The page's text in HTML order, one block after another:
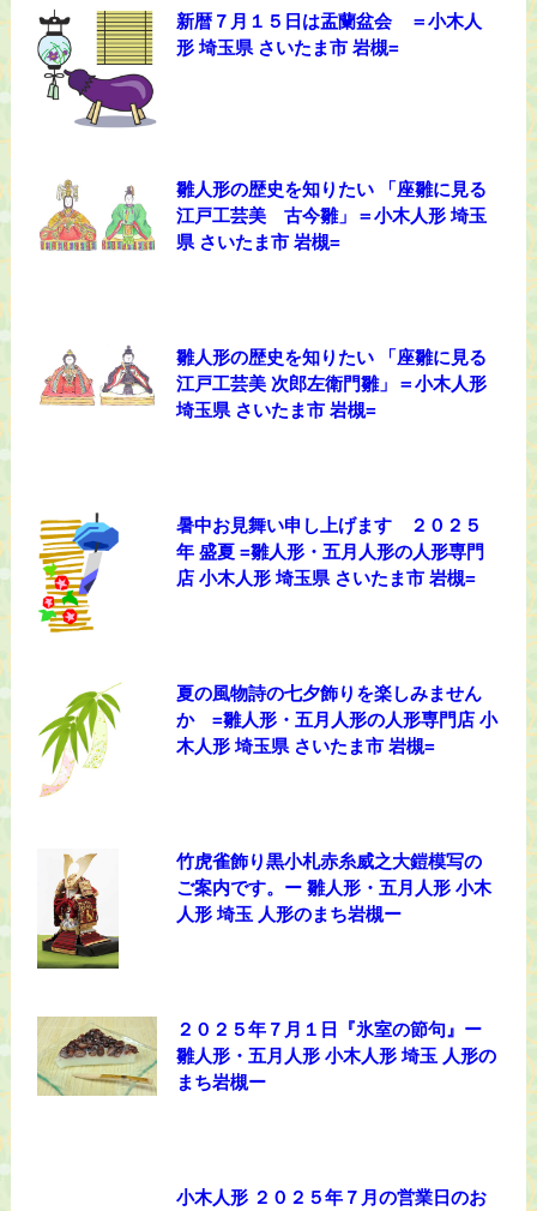
新暦７月１５日は盂蘭盆会 ＝小木人
形 埼玉県 さいたま市 岩槻=
雛人形の歴史を知りたい 「座雛に見る
江戸工芸美 古今雛」＝小木人形 埼玉
県 さいたま市 岩槻=
雛人形の歴史を知りたい 「座雛に見る
江戸工芸美 次郎左衛門雛」＝小木人形
埼玉県 さいたま市 岩槻=
暑中お見舞い申し上げます ２０２５
年 盛夏 =雛人形・五月人形の人形専門
店 小木人形 埼玉県 さいたま市 岩槻=
夏の風物詩の七夕飾りを楽しみません
か =雛人形・五月人形の人形専門店 小
木人形 埼玉県 さいたま市 岩槻=
竹虎雀飾り黒小札赤糸威之大鎧模写の
ご案内です。ー 雛人形・五月人形 小木
人形 埼玉 人形のまち岩槻ー
２０２５年７月１日『氷室の節句』ー
雛人形・五月人形 小木人形 埼玉 人形の
まち岩槻ー
小木人形 ２０２５年７月の営業日のお